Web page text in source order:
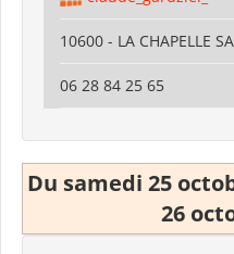
10600 - LA CHAPELLE
06 28 84 25 65
Du samedi 25
26